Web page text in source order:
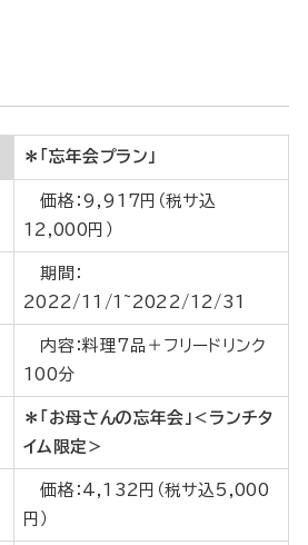
＊「忘年会プラン」
価格：9,917円（税サ込
12,000円）
期間：
2022/11/1~2022/12/31
内容：料理7品＋フリードリンク
100分
＊「お母さんの忘年会」＜ランチタ
イム限定＞
価格：4,132円（税サ込5,000
円）